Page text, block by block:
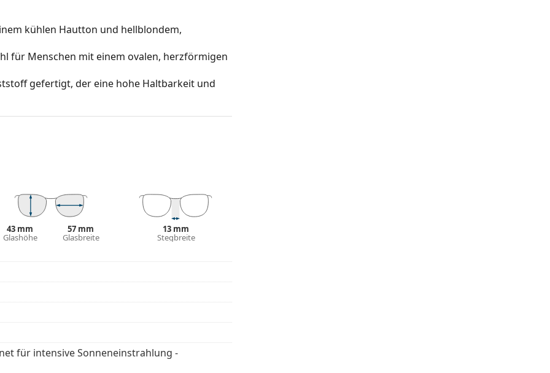
kühlen Hautton und hellblondem,
für Menschen mit einem ovalen, herzförmigen
gefertigt, der eine hohe Haltbarkeit und
ohne den Kontrast zu beeinträchtigen oder die
Vorteile in ihrem geringen Gewicht und
vor Sonnenlicht bietet. Die Gläser der
3 (Lichtdurchlässig­keit 8 – 18% ). Sie sind
Stadt geeignet.
des Etuis und sein Design können
der Sonnenbrille. Einige Modelle können
, um weitere Modelle beliebter Marken zu
43 mm
Glashöhe
57 mm
Glasbreite
13 mm
Stegbreite
für intensive Sonneneinstrahlung -